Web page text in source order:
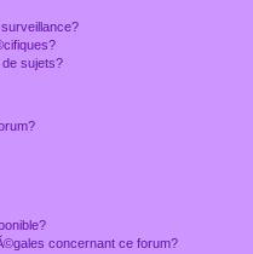
sujets?
concernant ce forum?